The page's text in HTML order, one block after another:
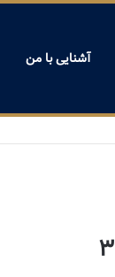
آشنایی با من